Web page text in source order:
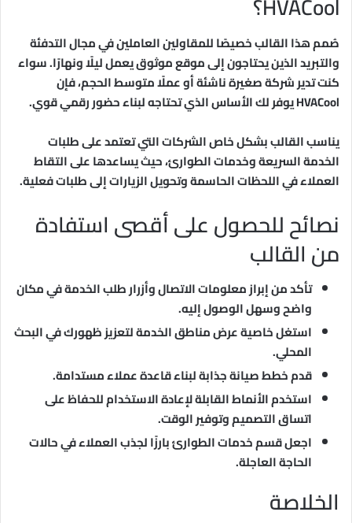
صُمم هذا القالب خصيصًا للمقاولين العاملين في مجال التدفئة
والتبريد الذين يحتاجون إلى موقع موثوق يعمل ليلًا ونهارًا. سواء
كنت تدير شركة صغيرة ناشئة أو عملًا متوسط الحجم، فإن
HVACool يوفر لك الأساس الذي تحتاجه لبناء حضور رقمي قوي.
يناسب القالب بشكل خاص الشركات التي تعتمد على طلبات
الخدمة السريعة وخدمات الطوارئ، حيث يساعدها على التقاط
العملاء في اللحظات الحاسمة وتحويل الزيارات إلى طلبات فعلية.
نصائح للحصول على أقصى استفادة
من القالب
تأكد من إبراز معلومات الاتصال وأزرار طلب الخدمة في مكان
واضح وسهل الوصول إليه.
استغل خاصية عرض مناطق الخدمة لتعزيز ظهورك في البحث
المحلي.
قدم خطط صيانة جذابة لبناء قاعدة عملاء مستدامة.
استخدم الأنماط القابلة لإعادة الاستخدام للحفاظ على
اتساق التصميم وتوفير الوقت.
اجعل قسم خدمات الطوارئ بارزًا لجذب العملاء في حالات
الحاجة العاجلة.
الخلاصة